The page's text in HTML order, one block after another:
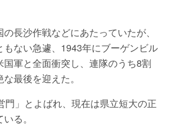
長沙作戦などにあたっていたが、
ない急遽、1943年にブーゲンビル
軍と全面衝突し、連隊のうち8割
最後を迎えた。
門」とよばれ、現在は県立短大の正
る。